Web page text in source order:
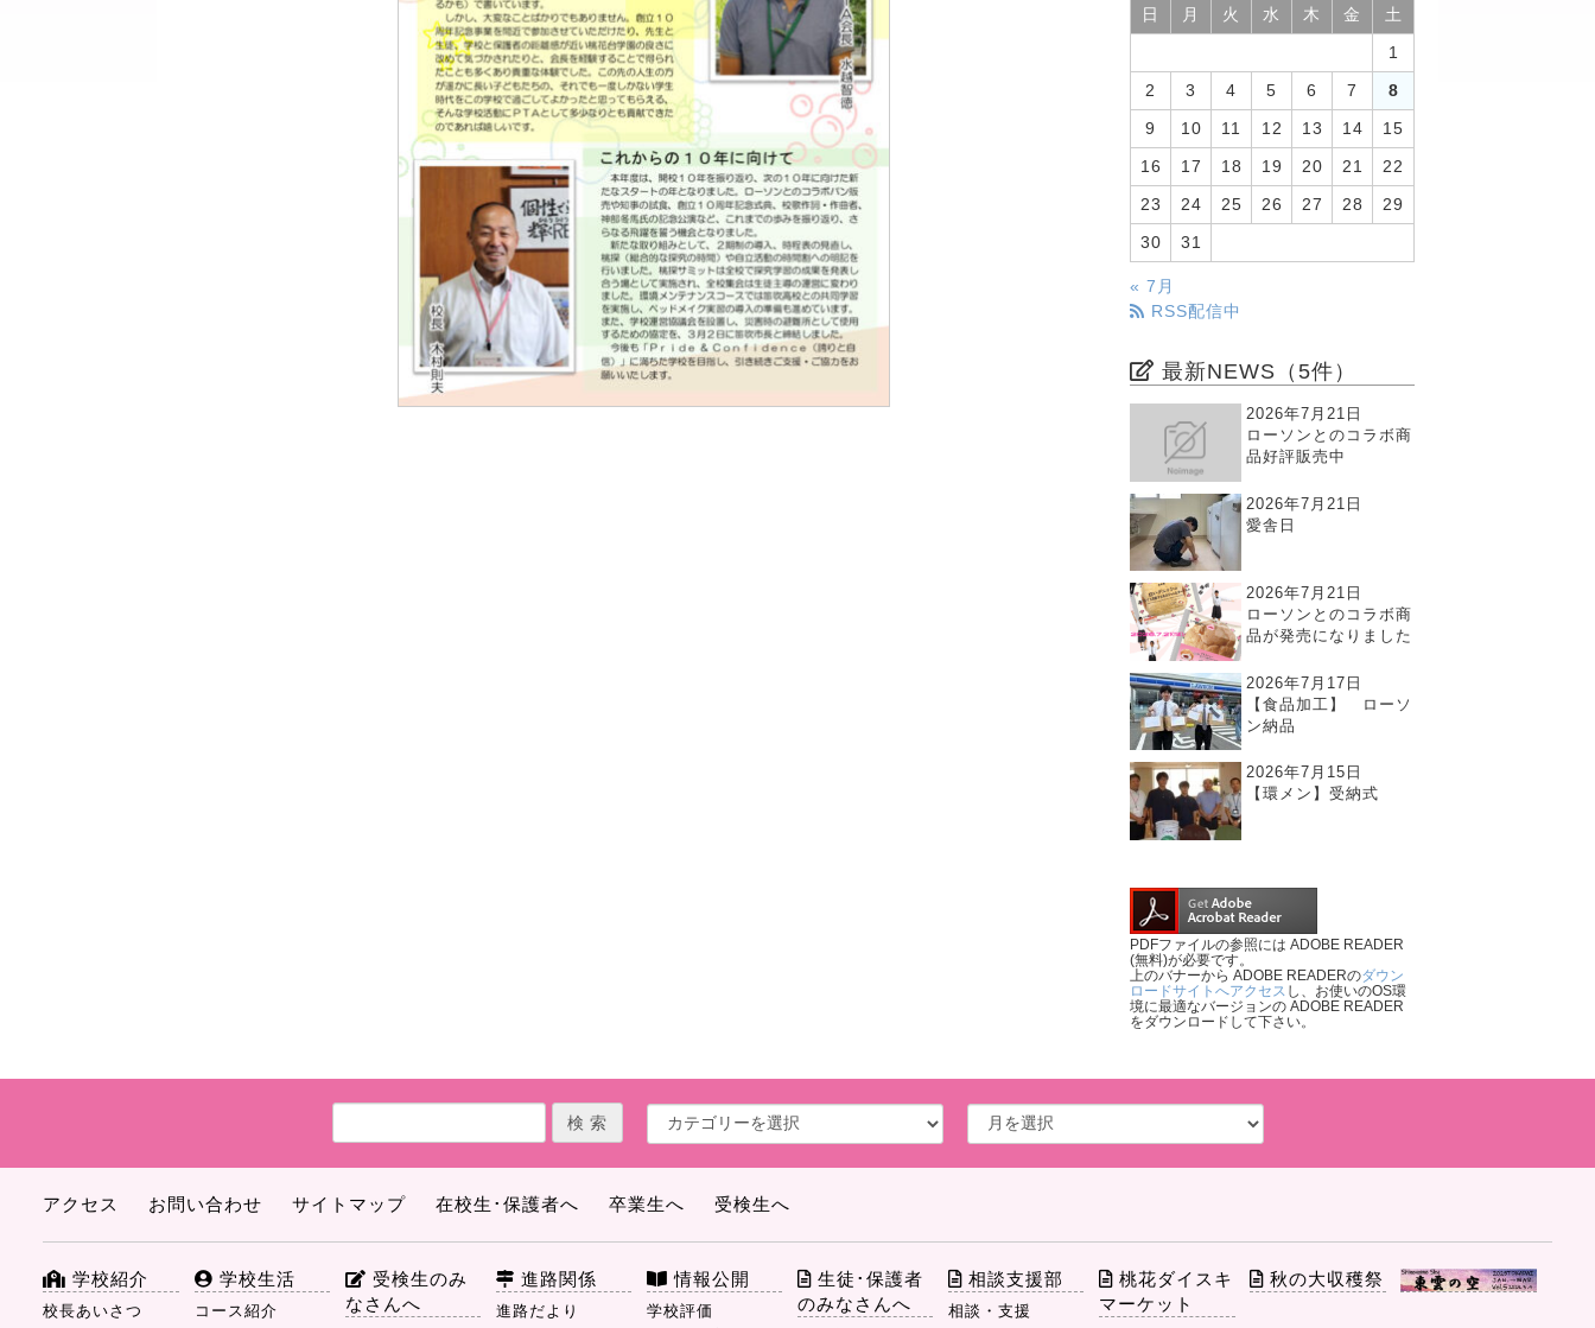
日 月 火 水 木 金 土
1
2 3 4 5 6 7 8
9 10 11 12 13 14 15
16 17 18 19 20 21 22
23 24 25 26 27 28 29
30 31
« 7月
RSS配信中
最新NEWS（5件）
2026年7月21日
ローソンとのコラボ商
品好評販売中
2026年7月21日
愛舎日
2026年7月21日
ローソンとのコラボ商
品が発売になりました
2026年7月17日
【食品加工】 ローソ
ン納品
2026年7月15日
【環メン】受納式
PDFファイルの参照には ADOBE READER
(無料)が必要です。
上のバナーから ADOBE READERのダウン
ロードサイトへアクセス し、お使いのOS環
境に最適なバージョンの ADOBE READER
をダウンロードして下さい。
アクセス お問い合わせ サイトマップ 在校生･保護者へ 卒業生へ 受検生へ
学校紹介
校長あいさつ
学校生活
コース紹介
受検生のみ
なさんへ
進路関係
進路だより
情報公開
学校評価
生徒･保護者
のみなさんへ
相談支援部
相談・支援
桃花ダイスキ
マーケット
秋の大収穫祭